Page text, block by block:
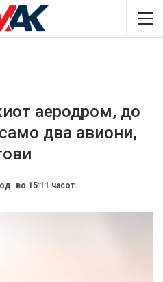
аеродром, до
два авиони,
во 15:11 часот.